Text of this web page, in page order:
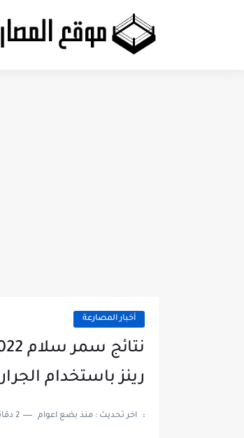
أخبار المصارعة
رينز باستخدام الجرار
: اخر تحديث : منذ بضع اعوام 2 دقائق للقراءة